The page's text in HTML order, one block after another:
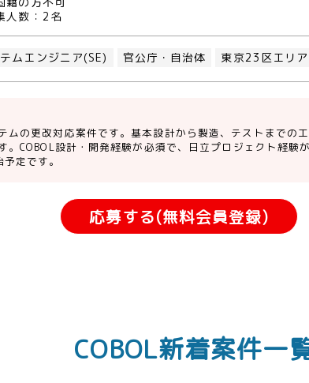
人数：2名
ムエンジニア(SE) 官公庁・自治体 東京23区エリア
ムの更改対応案件です。基本設計から製造、テストまでの
。COBOL設計・開発経験が必須で、日立プロジェクト経験
定です。
応募する(無料会員登録)
COBOL新着案件一